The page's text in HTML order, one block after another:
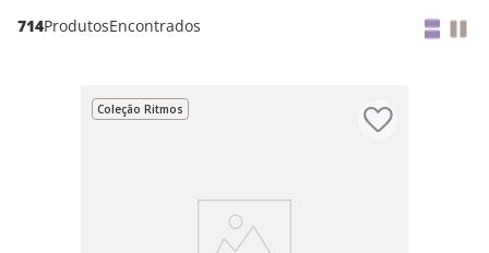
714Produtos
Coleção Ritmos